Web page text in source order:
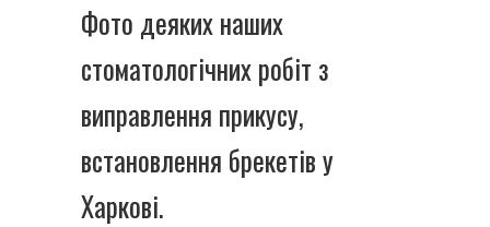
Фото деяких наших
стоматологічних робіт з
виправлення прикусу,
встановлення брекетів у
Харкові.